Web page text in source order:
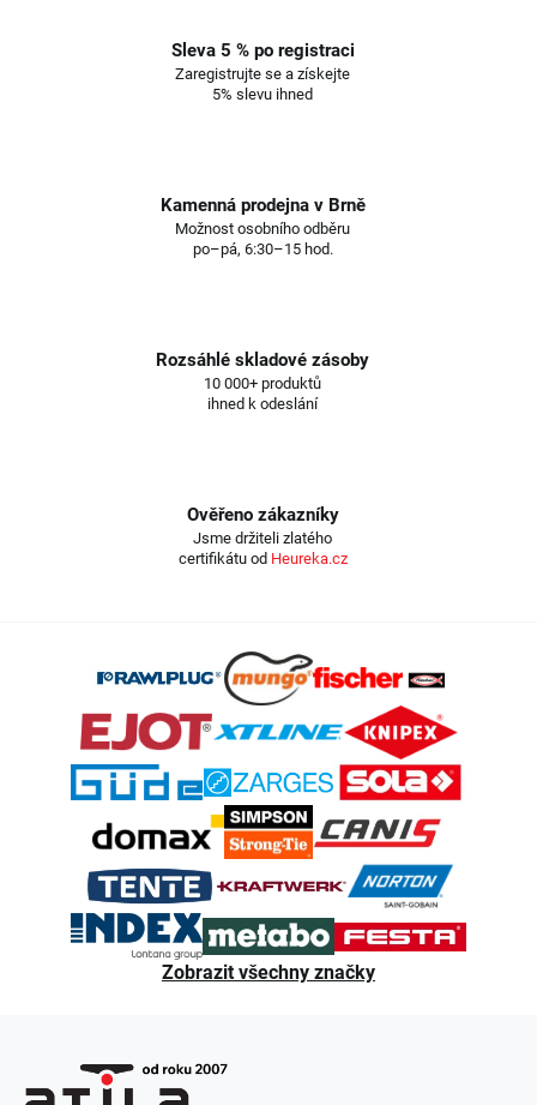
Sleva 5 % po registraci
Zaregistrujte se a získejte
5% slevu ihned
Kamenná prodejna v Brně
Možnost osobního odběru
po–pá, 6:30–15 hod.
Rozsáhlé skladové zásoby
10 000+ produktů
ihned k odeslání
Ověřeno zákazníky
Jsme držiteli zlatého
certifikátu od Heureka.cz
Zobrazit všechny značky